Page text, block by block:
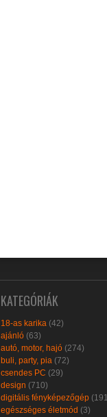
KATEGÓRIÁK
18-as karika (42)
ajánló (63)
autó, motor, hajó (274)
buli, party, pia (72)
csendes PC (29)
design (710)
digitális fényképezőgép
egészséges életmód (3)